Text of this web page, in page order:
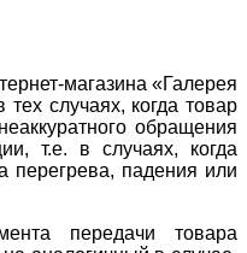
магазина «Галерея
случаях, когда товар
обращения
т.е. в случаях, когда
перегрева, падения или
передачи товара